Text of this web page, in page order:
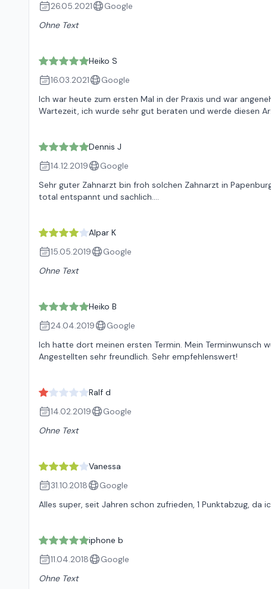
26.05.2021
Google
Ohne Text
Heiko S
16.03.2021
Google
Ich war heute zum ersten Mal in der Praxis und war
Wartezeit, ich wurde sehr gut beraten und werde diesen
Dennis J
14.12.2019
Google
Sehr guter Zahnarzt bin froh solchen Zahnarzt in
total entspannt und sachlich....
Alpar K
15.05.2019
Google
Ohne Text
Heiko B
24.04.2019
Google
Ich hatte dort meinen ersten Termin. Mein Terminwunsch
Angestellten sehr freundlich. Sehr empfehlenswert!
Ralf d
14.02.2019
Google
Ohne Text
Vanessa
31.10.2018
Google
Alles super, seit Jahren schon zufrieden, 1 Punktabzug, da
iphone b
11.04.2018
Google
Ohne Text